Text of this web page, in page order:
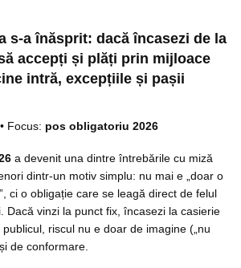
s-a înăsprit: dacă încasezi de la
accepți și plăți prin mijloace
intră, excepțiile și pașii
• Focus: pos obligatoriu 2026
a devenit una dintre întrebările cu miză
dintr-un motiv simplu: nu mai e „doar o
ci o obligație care se leagă direct de felul
Dacă vinzi la punct fix, încasezi la casierie
riscul nu e doar de imagine („nu
de conformare.